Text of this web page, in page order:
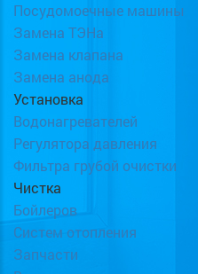
Посудомоечные машины
Замена ТЭНа
Замена клапана
Замена анода
Установка
Водонагревателей
Регулятора давления
Фильтра грубой очистки
Чистка
Бойлеров
Систем отопления
Запчасти